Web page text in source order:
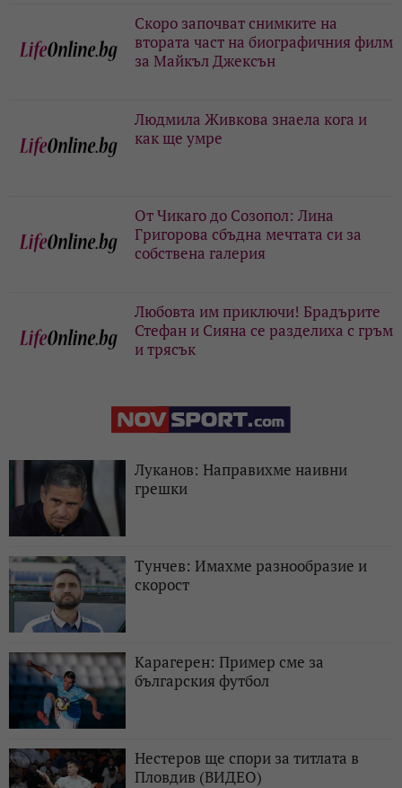
Скоро започват снимките на
втората част на биографичния филм
за Майкъл Джексън
Людмила Живкова знаела кога и
как ще умре
От Чикаго до Созопол: Лина
Григорова сбъдна мечтата си за
собствена галерия
Любовта им приключи! Брадърите
Стефан и Сияна се разделиха с гръм
и трясък
Луканов: Направихме наивни
грешки
Тунчев: Имахме разнообразие и
скорост
Карагерен: Пример сме за
българския футбол
Нестеров ще спори за титлата в
Пловдив (ВИДЕО)